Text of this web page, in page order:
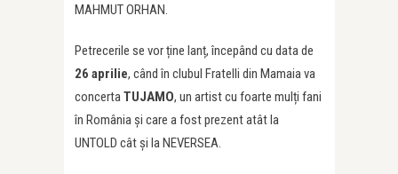
MAHMUT ORHAN.
Petrecerile se vor ține lanț, începând cu data de
26 aprilie, când în clubul Fratelli din Mamaia va
concertaTUJAMO, un artist cu foarte mulți fani
în România și care a fost prezent atât la
UNTOLD cât și la NEVERSEA.